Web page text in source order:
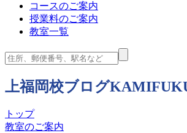
コースのご案内
授業料のご案内
教室一覧
上福岡校ブログ
トップ
教室のご案内